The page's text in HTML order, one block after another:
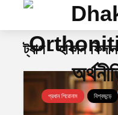
ট্যাগ - হাকান ফিদান
প্রধান শিরোনাম বিশ্বজুড়ে